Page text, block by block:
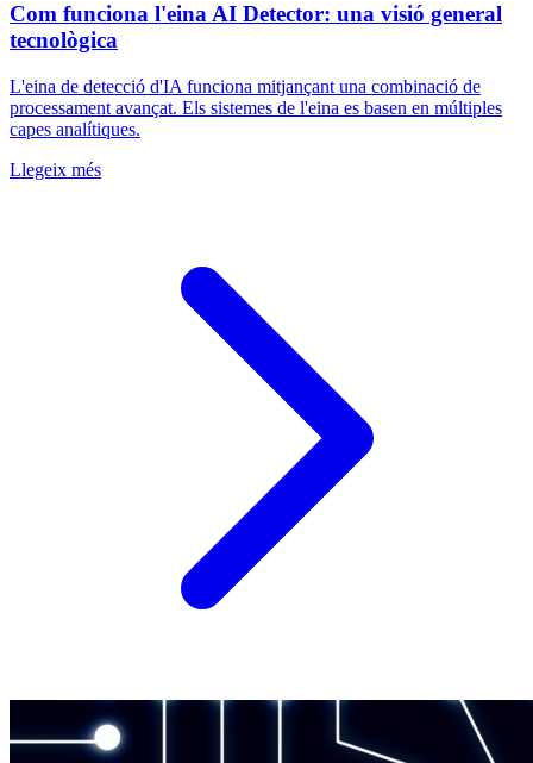
Com funciona l'eina AI Detector: una visió general
tecnològica
L'eina de detecció d'IA funciona mitjançant una combinació de
processament avançat. Els sistemes de l'eina es basen en múltiples
capes analítiques.
Llegeix més